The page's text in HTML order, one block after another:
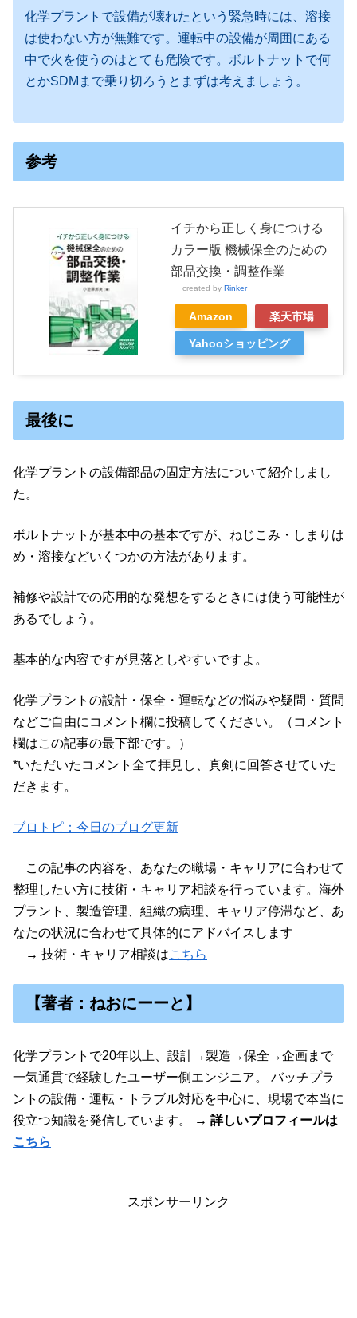
化学プラントで設備が壊れたという緊急時には、溶接
は使わない方が無難です。運転中の設備が周囲にある
中で火を使うのはとても危険です。ボルトナットで何
とかSDMまで乗り切ろうとまずは考えましょう。
参考
イチから正しく身につける
カラー版 機械保全のための
部品交換・調整作業
created by Rinker
Amazon 楽天市場
Yahooショッピング
最後に
化学プラントの設備部品の固定方法について紹介しまし
た。
ボルトナットが基本中の基本ですが、ねじこみ・しまりは
め・溶接などいくつかの方法があります。
補修や設計での応用的な発想をするときには使う可能性が
あるでしょう。
基本的な内容ですが見落としやすいですよ。
化学プラントの設計・保全・運転などの悩みや疑問・質問
などご自由にコメント欄に投稿してください。（コメント
欄はこの記事の最下部です。）
*いただいたコメント全て拝見し、真剣に回答させていた
だきます。
ブロトピ：今日のブログ更新
この記事の内容を、あなたの職場・キャリアに合わせて
整理したい方に技術・キャリア相談を行っています。海外
プラント、製造管理、組織の病理、キャリア停滞など、あ
なたの状況に合わせて具体的にアドバイスします
→ 技術・キャリア相談はこちら
【著者：ねおにーーと】
化学プラントで20年以上、設計→製造→保全→企画まで
一気通貫で経験したユーザー側エンジニア。 バッチプラ
ントの設備・運転・トラブル対応を中心に、現場で本当に
役立つ知識を発信しています。
→ 詳しいプロフィールは
こちら
スポンサーリンク